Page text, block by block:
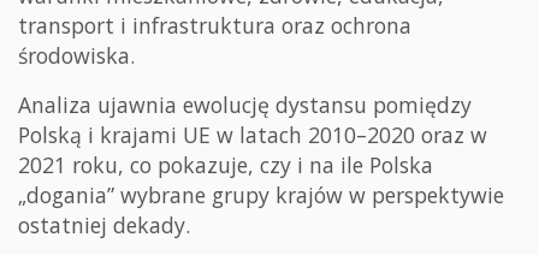
transport i infrastruktura oraz ochrona
środowiska.
Analiza ujawnia ewolucję dystansu pomiędzy
Polską i krajami UE w latach 2010–2020 oraz w
2021 roku, co pokazuje, czy i na ile Polska
„dogania” wybrane grupy krajów w perspektywie
ostatniej dekady.